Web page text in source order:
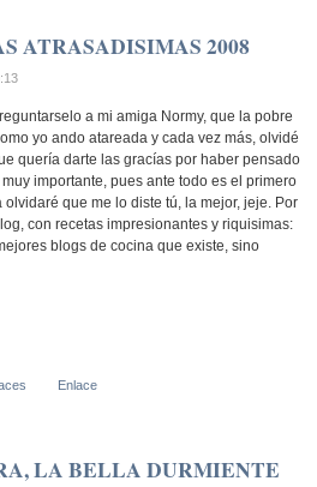
ATRASADISIMAS 2008
a mi amiga Normy, que la pobre
yo ando atareada y cada vez más, olvidé
quería darte las gracías por haber pensado
importante, pues ante todo es el primero
que me lo diste tú, la mejor, jeje. Por
con recetas impresionantes y riquisimas:
blogs de cocina que existe, sino
Enlace
LA BELLA DURMIENTE